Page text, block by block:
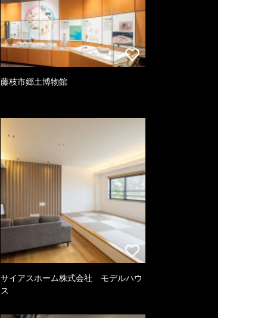
藤枝市郷土博物館
サイアスホーム株式会社 モデルハウ
ス